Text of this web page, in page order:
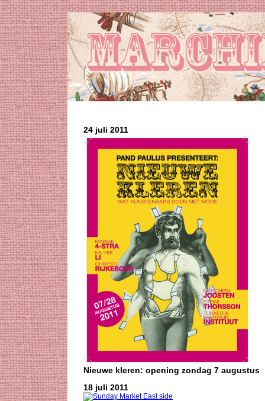
24 juli 2011
Nieuwe kleren: opening zondag 7 augustus
18 juli 2011